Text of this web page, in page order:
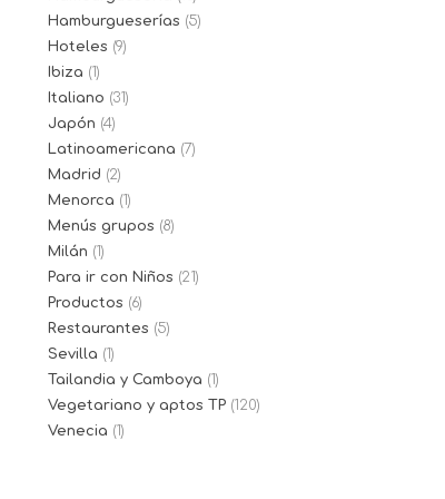
Hamburgueserías (5)
Hoteles (9)
Ibiza (1)
Italiano (31)
Japón (4)
Latinoamericana (7)
Madrid (2)
Menorca (1)
Menús grupos (8)
Milán (1)
Para ir con Niños (21)
Productos (6)
Restaurantes (5)
Sevilla (1)
Tailandia y Camboya (1)
Vegetariano y aptos TP (120)
Venecia (1)